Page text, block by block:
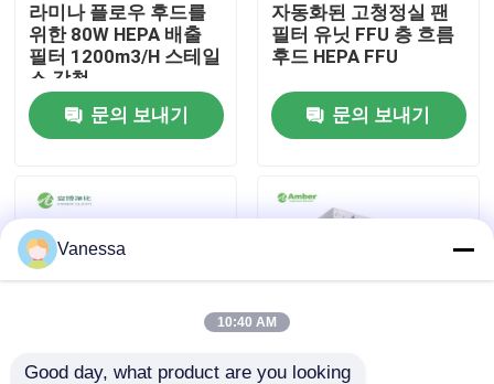
품질 관리
연락주세요
경우
모듈 무균실
라미나 플로우 후드를
위한 80W HEPA 배출
필터 1200m3/H 스테일
스 강철
문의 보내기
자동화된 고청정실 팬
필터 유닛 FFU 층 흐름
후드 HEPA FFU
문의 보내기
Vanessa
10:40 AM
Good day, what product are you looking